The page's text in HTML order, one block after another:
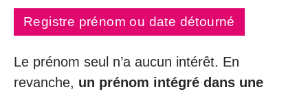
Registre prénom ou date détourné
Le prénom seul n’a aucun intérêt. En
revanche, un prénom intégré dans une